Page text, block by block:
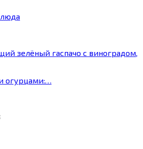
зелёный гаспачо с виноградом,
огурцами:…